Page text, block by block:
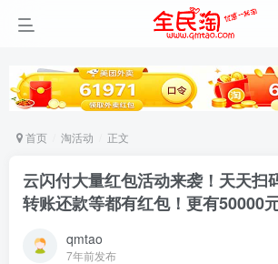
首页 淘活动 正文
云闪付大量红包活动来袭！天天扫
转账还款等都有红包！更有50000
qmtao
7年前发布